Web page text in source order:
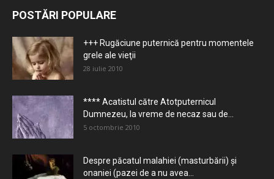
POSTĂRI POPULARE
+++ Rugăciune puternică pentru momentele
grele ale vieţii
28 iulie 2010
**** Acatistul către Atotputernicul
Dumnezeu, la vreme de necaz sau de...
5 octombrie 2010
Despre păcatul malahiei (masturbării) şi
onaniei (pazei de a nu avea...